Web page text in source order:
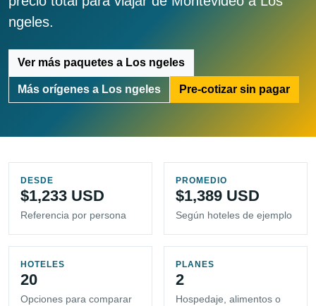
ngeles.
Ver más paquetes a Los ngeles
Más orígenes a Los ngeles Pre-cotizar sin pagar
DESDE
$1,233 USD
Referencia por persona
PROMEDIO
$1,389 USD
Según hoteles de ejemplo
HOTELES
20
Opciones para comparar
PLANES
2
Hospedaje, alimentos o